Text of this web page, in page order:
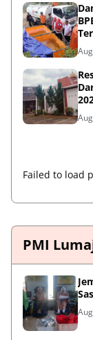
Failed to load
PMI